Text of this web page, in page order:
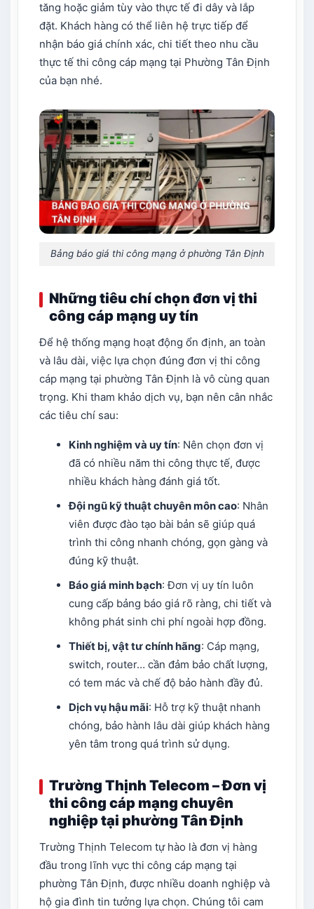
tăng hoặc giảm tùy vào thực tế đi dây và lắp
đặt. Khách hàng có thể liên hệ trực tiếp để
nhận báo giá chính xác, chi tiết theo nhu cầu
thực tế thi công cáp mạng tại Phường Tân Định
của bạn nhé.
Bảng báo giá thi công mạng ở phường Tân Định
Những tiêu chí chọn đơn vị thi
công cáp mạng uy tín
Để hệ thống mạng hoạt động ổn định, an toàn
và lâu dài, việc lựa chọn đúng đơn vị thi công
cáp mạng tại phường Tân Định là vô cùng quan
trọng. Khi tham khảo dịch vụ, bạn nên cân nhắc
các tiêu chí sau:
Kinh nghiệm và uy tín: Nên chọn đơn vị
đã có nhiều năm thi công thực tế, được
nhiều khách hàng đánh giá tốt.
Đội ngũ kỹ thuật chuyên môn cao: Nhân
viên được đào tạo bài bản sẽ giúp quá
trình thi công nhanh chóng, gọn gàng và
đúng kỹ thuật.
Báo giá minh bạch: Đơn vị uy tín luôn
cung cấp bảng báo giá rõ ràng, chi tiết và
không phát sinh chi phí ngoài hợp đồng.
Thiết bị, vật tư chính hãng: Cáp mạng,
switch, router… cần đảm bảo chất lượng,
có tem mác và chế độ bảo hành đầy đủ.
Dịch vụ hậu mãi: Hỗ trợ kỹ thuật nhanh
chóng, bảo hành lâu dài giúp khách hàng
yên tâm trong quá trình sử dụng.
Trường Thịnh Telecom – Đơn vị
thi công cáp mạng chuyên
nghiệp tại phường Tân Định
Trường Thịnh Telecom tự hào là đơn vị hàng
đầu trong lĩnh vực thi công cáp mạng tại
phường Tân Định, được nhiều doanh nghiệp và
hộ gia đình tin tưởng lựa chọn. Chúng tôi cam